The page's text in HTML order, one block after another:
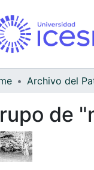
de